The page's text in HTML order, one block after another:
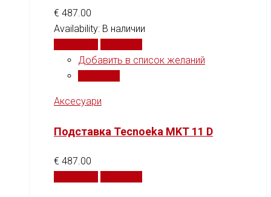
€ 487.00
Availability: В наличии
Добавить в список желаний
Аксесуари
Подставка Tecnoeka MKT 11 D
€ 487.00